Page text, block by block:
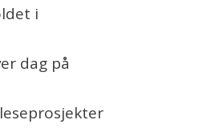
i
dag på